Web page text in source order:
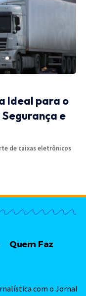
Ideal para o
e
de caixas eletrônicos
Quem Faz
com o Jornal